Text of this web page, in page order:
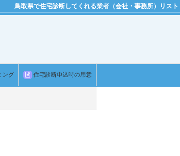
鳥取県で住宅診断してくれる業者（会社・事務所）リスト
ング 住宅診断申込時の用意